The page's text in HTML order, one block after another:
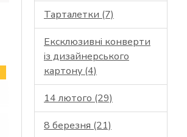
Тарталетки (7)
Ексклюзивні конверти
із дизайнерського
картону (4)
14 лютого (29)
8 березня (21)